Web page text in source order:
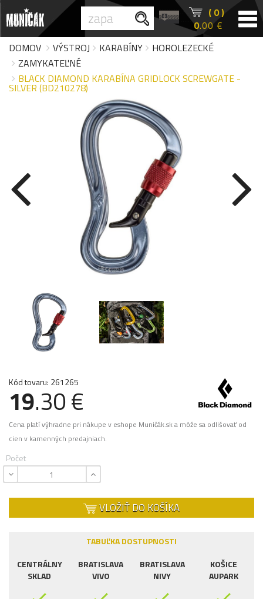
( 0 )
0.00 €
DOMOV
VÝSTROJ KARABÍNY
HOROLEZECKÉ
ZAMYKATEĽNÉ
BLACK DIAMOND KARABÍNA GRIDLOCK SCREWGATE -
SILVER (BD210278)
Kód tovaru: 261265
19.30 €
Cena platí výhradne pri nákupe v eshope Muničák.sk a môže sa odlišovať od
cien v kamenných predajniach.
Počet
VLOŽIŤ DO KOŠÍKA
TABUĽKA DOSTUPNOSTI
CENTRÁLNY
SKLAD
BRATISLAVA
VIVO
BRATISLAVA
NIVY
KOŠICE
AUPARK